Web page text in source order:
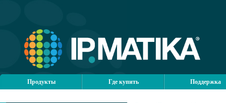
Продукты Где купить Поддержка